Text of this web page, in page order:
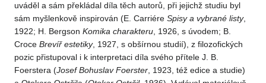
uváděl a sám překládal díla těch autorů, při jejichž studiu byl
sám myšlenkově inspirován (E. Carriére Spisy a vybrané listy,
1922; H. Bergson Komika charakteru , 1926, s úvodem; B.
Croce Brevíř estetiky, 1927, s obšírnou studií), z filozofických
pozic přistupoval i k interpretaci díla svého přítele J. B.
Foerstera (Josef Bohuslav Foerster , 1923, též edice a studie)